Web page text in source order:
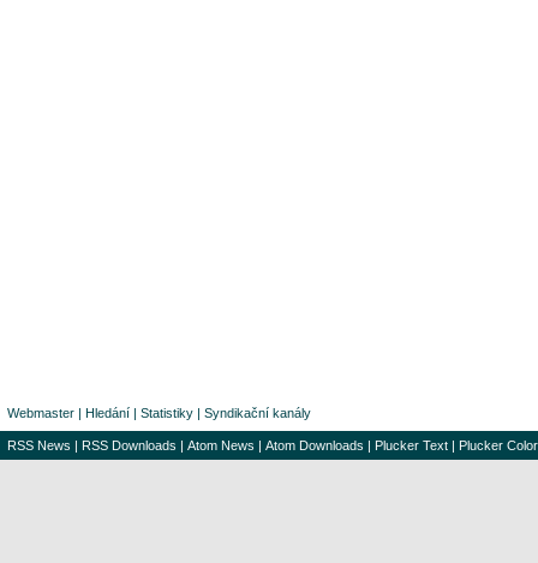
Webmaster | Hledání | Statistiky | Syndikační kanály
RSS News | RSS Downloads | Atom News | Atom Downloads | Plucker Text | Plucker Color